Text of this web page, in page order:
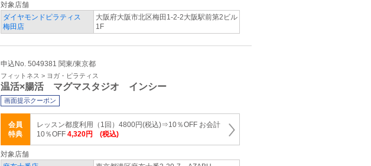
対象店舗
ダイヤモンドピラティス
梅田店
大阪府大阪市北区梅田1-2-2大阪駅前第2ビル
1F
申込No. 5049381 関東/東京都
フィットネス > ヨガ・ピラティス
温活×腸活 マグマスタジオ インシー
画面提示クーポン
会員
特典
レッスン都度利用（1回）4800円(税込)⇒10％OFF お会計
10％OFF 4,320円 (税込)
対象店舗